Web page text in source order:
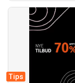
Tips